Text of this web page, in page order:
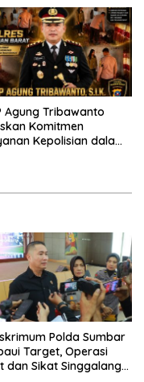
Keselamatan
Agung Tribawanto
Komitmen
Kepolisian dalam
Polda Sumbar
Target, Operasi
dan Sikat Singgalang